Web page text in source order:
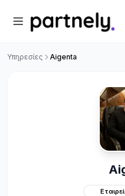
Υπηρεσίες Aigenta